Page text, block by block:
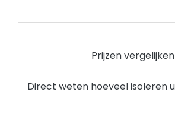
Prijzen vergelijken
Direct weten hoeveel isoleren